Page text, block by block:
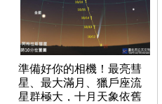
準備好你的相機！最亮彗
星、最大滿月、獵戶座流
星群極大，十月天象依舊